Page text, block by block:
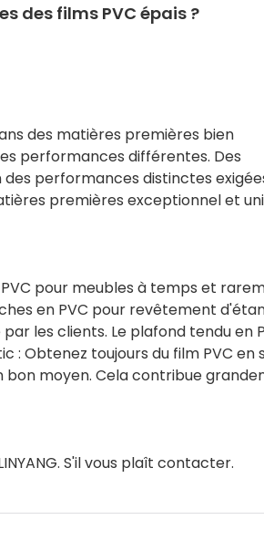
des films PVC épais ?
des matières premières bien
performances différentes. Des
performances distinctes
premières exceptionnel et
PVC pour meubles à temps et
en PVC pour revêtement
les clients. Le plafond tendu en
: Obtenez toujours du film PVC en
bon moyen. Cela contribue
S'il vous plaît contacter.